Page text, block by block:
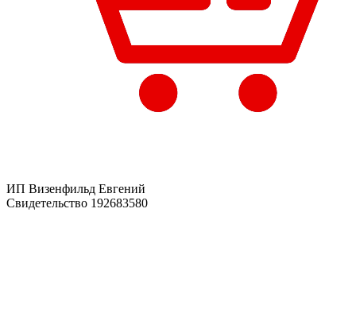
ИП Визенфильд Евгений
Свидетельство 192683580